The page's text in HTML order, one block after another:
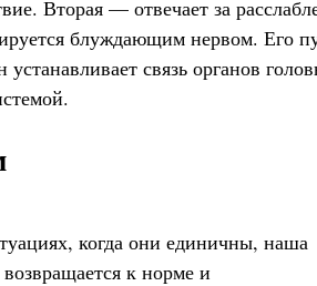
Вторая — отвечает за
блуждающим нервом. Его
связь органов
когда они единичны, наша
к норме и